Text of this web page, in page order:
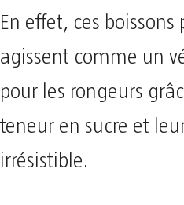
En effet, ces
agissent comme un
pour les rongeurs
teneur en sucre et
irrésistible.